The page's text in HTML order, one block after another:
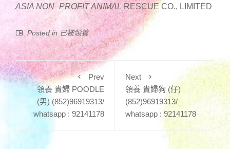
ASIA NON–PROFIT ANIMALRESCUE CO., LIMITED
Posted in 已被領養
Prev
領養 貴婦 POODLE
(男) (852)96919313/
whatsapp : 92141178
Next
領養 貴婦狗 (仔)
(852)96919313/
whatsapp : 92141178